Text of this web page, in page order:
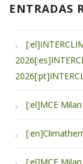
ENTRADAS
[:el]MCE